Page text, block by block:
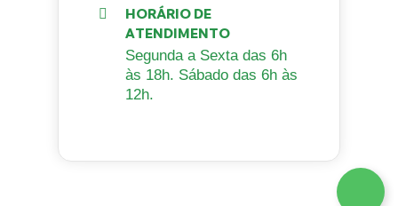
HORÁRIO DE
ATENDIMENTO
Segunda a Sexta das 6h
às 18h. Sábado das 6h às
12h.